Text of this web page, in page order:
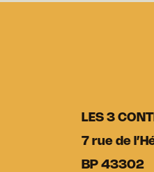
LES 3
7 rue de
BP 43302